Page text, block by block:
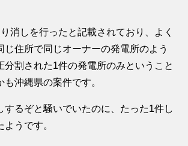
消しを行ったと記載されており、よく
じ住所で同じオーナーの発電所のよう
分割された1件の発電所のみということ
沖縄県の案件です。
するぞと騒いでいたのに、たった1件し
うです。